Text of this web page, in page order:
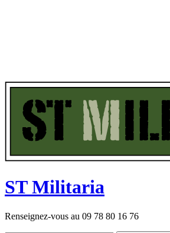
STMilitaria
Renseignez-vous au 09 78 80 16 76